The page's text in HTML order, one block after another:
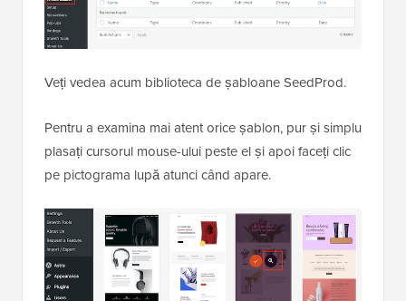
Veți vedea acum biblioteca de șabloane SeedProd.
Pentru a examina mai atent orice șablon, pur și simplu
plasați cursorul mouse-ului peste el și apoi faceți clic
pe pictograma lupă atunci când apare.